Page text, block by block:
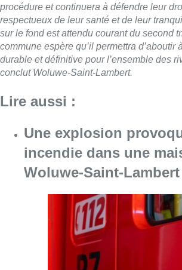
procédure et continuera à défendre leur
respectueux de leur santé et de leur
sur le fond est attendu courant du second
commune espère qu’il permettra d’aboutir
durable et définitive pour l’ensemble des
conclut Woluwe-Saint-Lambert.
Lire aussi :
Une explosion
incendie dans une
Woluwe-Saint-Lambert